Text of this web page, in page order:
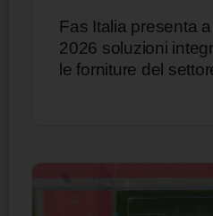
Fas Italia presenta
2026 soluzioni
le forniture del